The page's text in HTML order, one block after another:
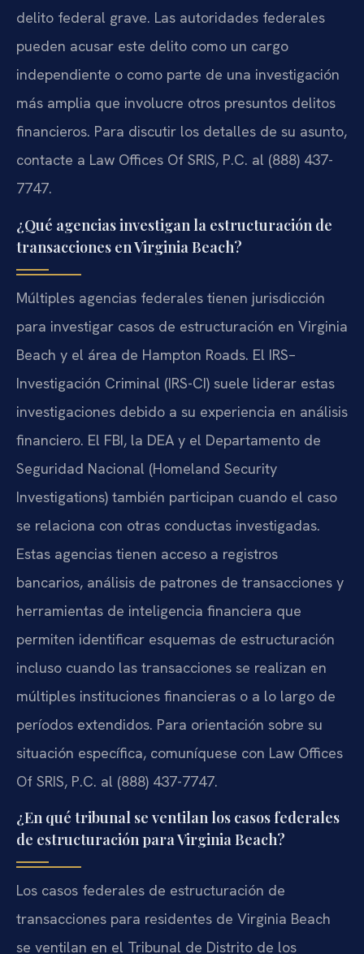
delito federal grave. Las autoridades federales
pueden acusar este delito como un cargo
independiente o como parte de una investigación
más amplia que involucre otros presuntos delitos
financieros. Para discutir los detalles de su asunto,
contacte a Law Offices Of SRIS, P.C. al (888) 437-
7747.
¿Qué agencias investigan la estructuración de
transacciones en Virginia Beach?
Múltiples agencias federales tienen jurisdicción
para investigar casos de estructuración en Virginia
Beach y el área de Hampton Roads. El IRS–
Investigación Criminal (IRS-CI) suele liderar estas
investigaciones debido a su experiencia en análisis
financiero. El FBI, la DEA y el Departamento de
Seguridad Nacional (Homeland Security
Investigations) también participan cuando el caso
se relaciona con otras conductas investigadas.
Estas agencias tienen acceso a registros
bancarios, análisis de patrones de transacciones y
herramientas de inteligencia financiera que
permiten identificar esquemas de estructuración
incluso cuando las transacciones se realizan en
múltiples instituciones financieras o a lo largo de
períodos extendidos. Para orientación sobre su
situación específica, comuníquese con Law Offices
Of SRIS, P.C. al (888) 437-7747.
¿En qué tribunal se ventilan los casos federales
de estructuración para Virginia Beach?
Los casos federales de estructuración de
transacciones para residentes de Virginia Beach
se ventilan en el Tribunal de Distrito de los